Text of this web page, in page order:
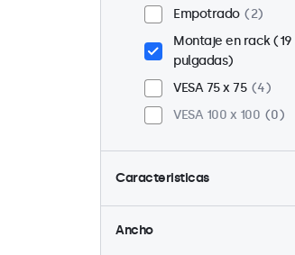
Empotrado
2
Montaje en rack (19
pulgadas)
VESA 75 x 75
4
VESA 100 x 100
0
Caracteristicas
4:3 / 5:4
0
Ancho